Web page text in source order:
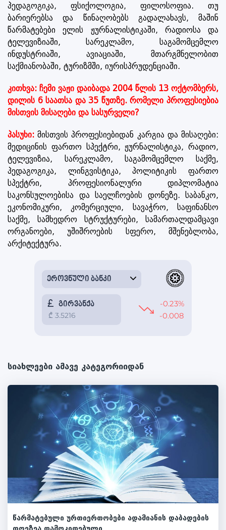
პედაგოგიკა, ფსიქოლოგია, ფილოსოფია. თუ
ბარიერებსა და წინაღობებს გადალახავს, მაშინ
წარმატებები ელის ჟურნალისტიკაში, რადიოსა და
ტელევიზიაში, სარეკლამო, საგამომცემლო
ინდუსტრიაში, ავიაციაში, მთარგმნელობით
საქმიანობაში, ტურიზმში, იურისპრუდენციაში.
კითხვა: ჩემი ვაჟი დაიბადა 2004 წლის 13 ოქტომბერს,
დილის 6 საათსა და 35 წუთზე. რომელი პროფესიებია
მისთვის მისაღები და სასურველი?
პასუხი:მისთვის პროფესიებიდან კარგია და მისაღები:
მედიცინის ფართო სპექტრი, ჟურნალისტიკა, რადიო,
ტელევიზია, სარეკლამო, საგამომცემლო საქმე,
პედაგოგიკა, ლინგვისტიკა, პოლიტიკის ფართო
სპექტრი, პროფესიონალური დიპლომატია
საკონსულოებისა და საელჩოების დონეზე. საბანკო,
ეკონომიკური, კომერციული, სავაჭრო, საფინანსო
საქმე, სამხედრო სტრუქტურები, სამართალდამცავი
ორგანოები, უშიშროების სფერო, მშენებლობა,
არქიტექტურა.
სიახლეები ამავე კატეგორიიდან
წარმატებული ურთიერთობები ადამიანის დაბადების